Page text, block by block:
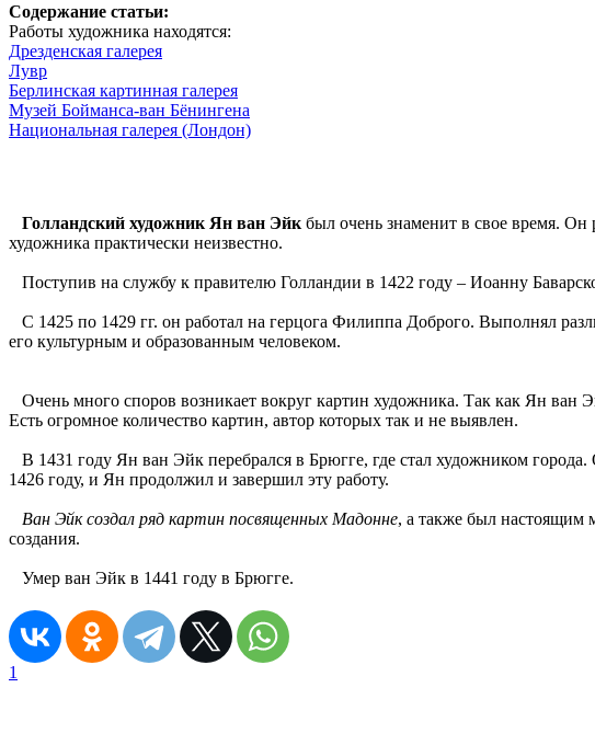
Содержание статьи:
Работы художника находятся:
Дрезденская галерея
Лувр
Берлинская картинная галерея
Музей Бойманса-ван Бёнингена
Национальная галерея (Лондон)
Голландский художник Ян ван Эйк был очень знаменит в свое время.
художника практически неизвестно.
Поступив на службу к правителю Голландии в 1422 году – Иоанну
С 1425 по 1429 гг. он работал на герцога Филиппа Доброго. Выполнял
его культурным и образованным человеком.
Очень много споров возникает вокруг картин художника. Так как Ян ван
Есть огромное количество картин, автор которых так и не выявлен.
В 1431 году Ян ван Эйк перебрался в Брюгге, где стал художником
1426 году, и Ян продолжил и завершил эту работу.
Ван Эйк создал ряд картин посвященных Мадонне, а также был настоящим
создания.
Умер ван Эйк в 1441 году в Брюгге.
1